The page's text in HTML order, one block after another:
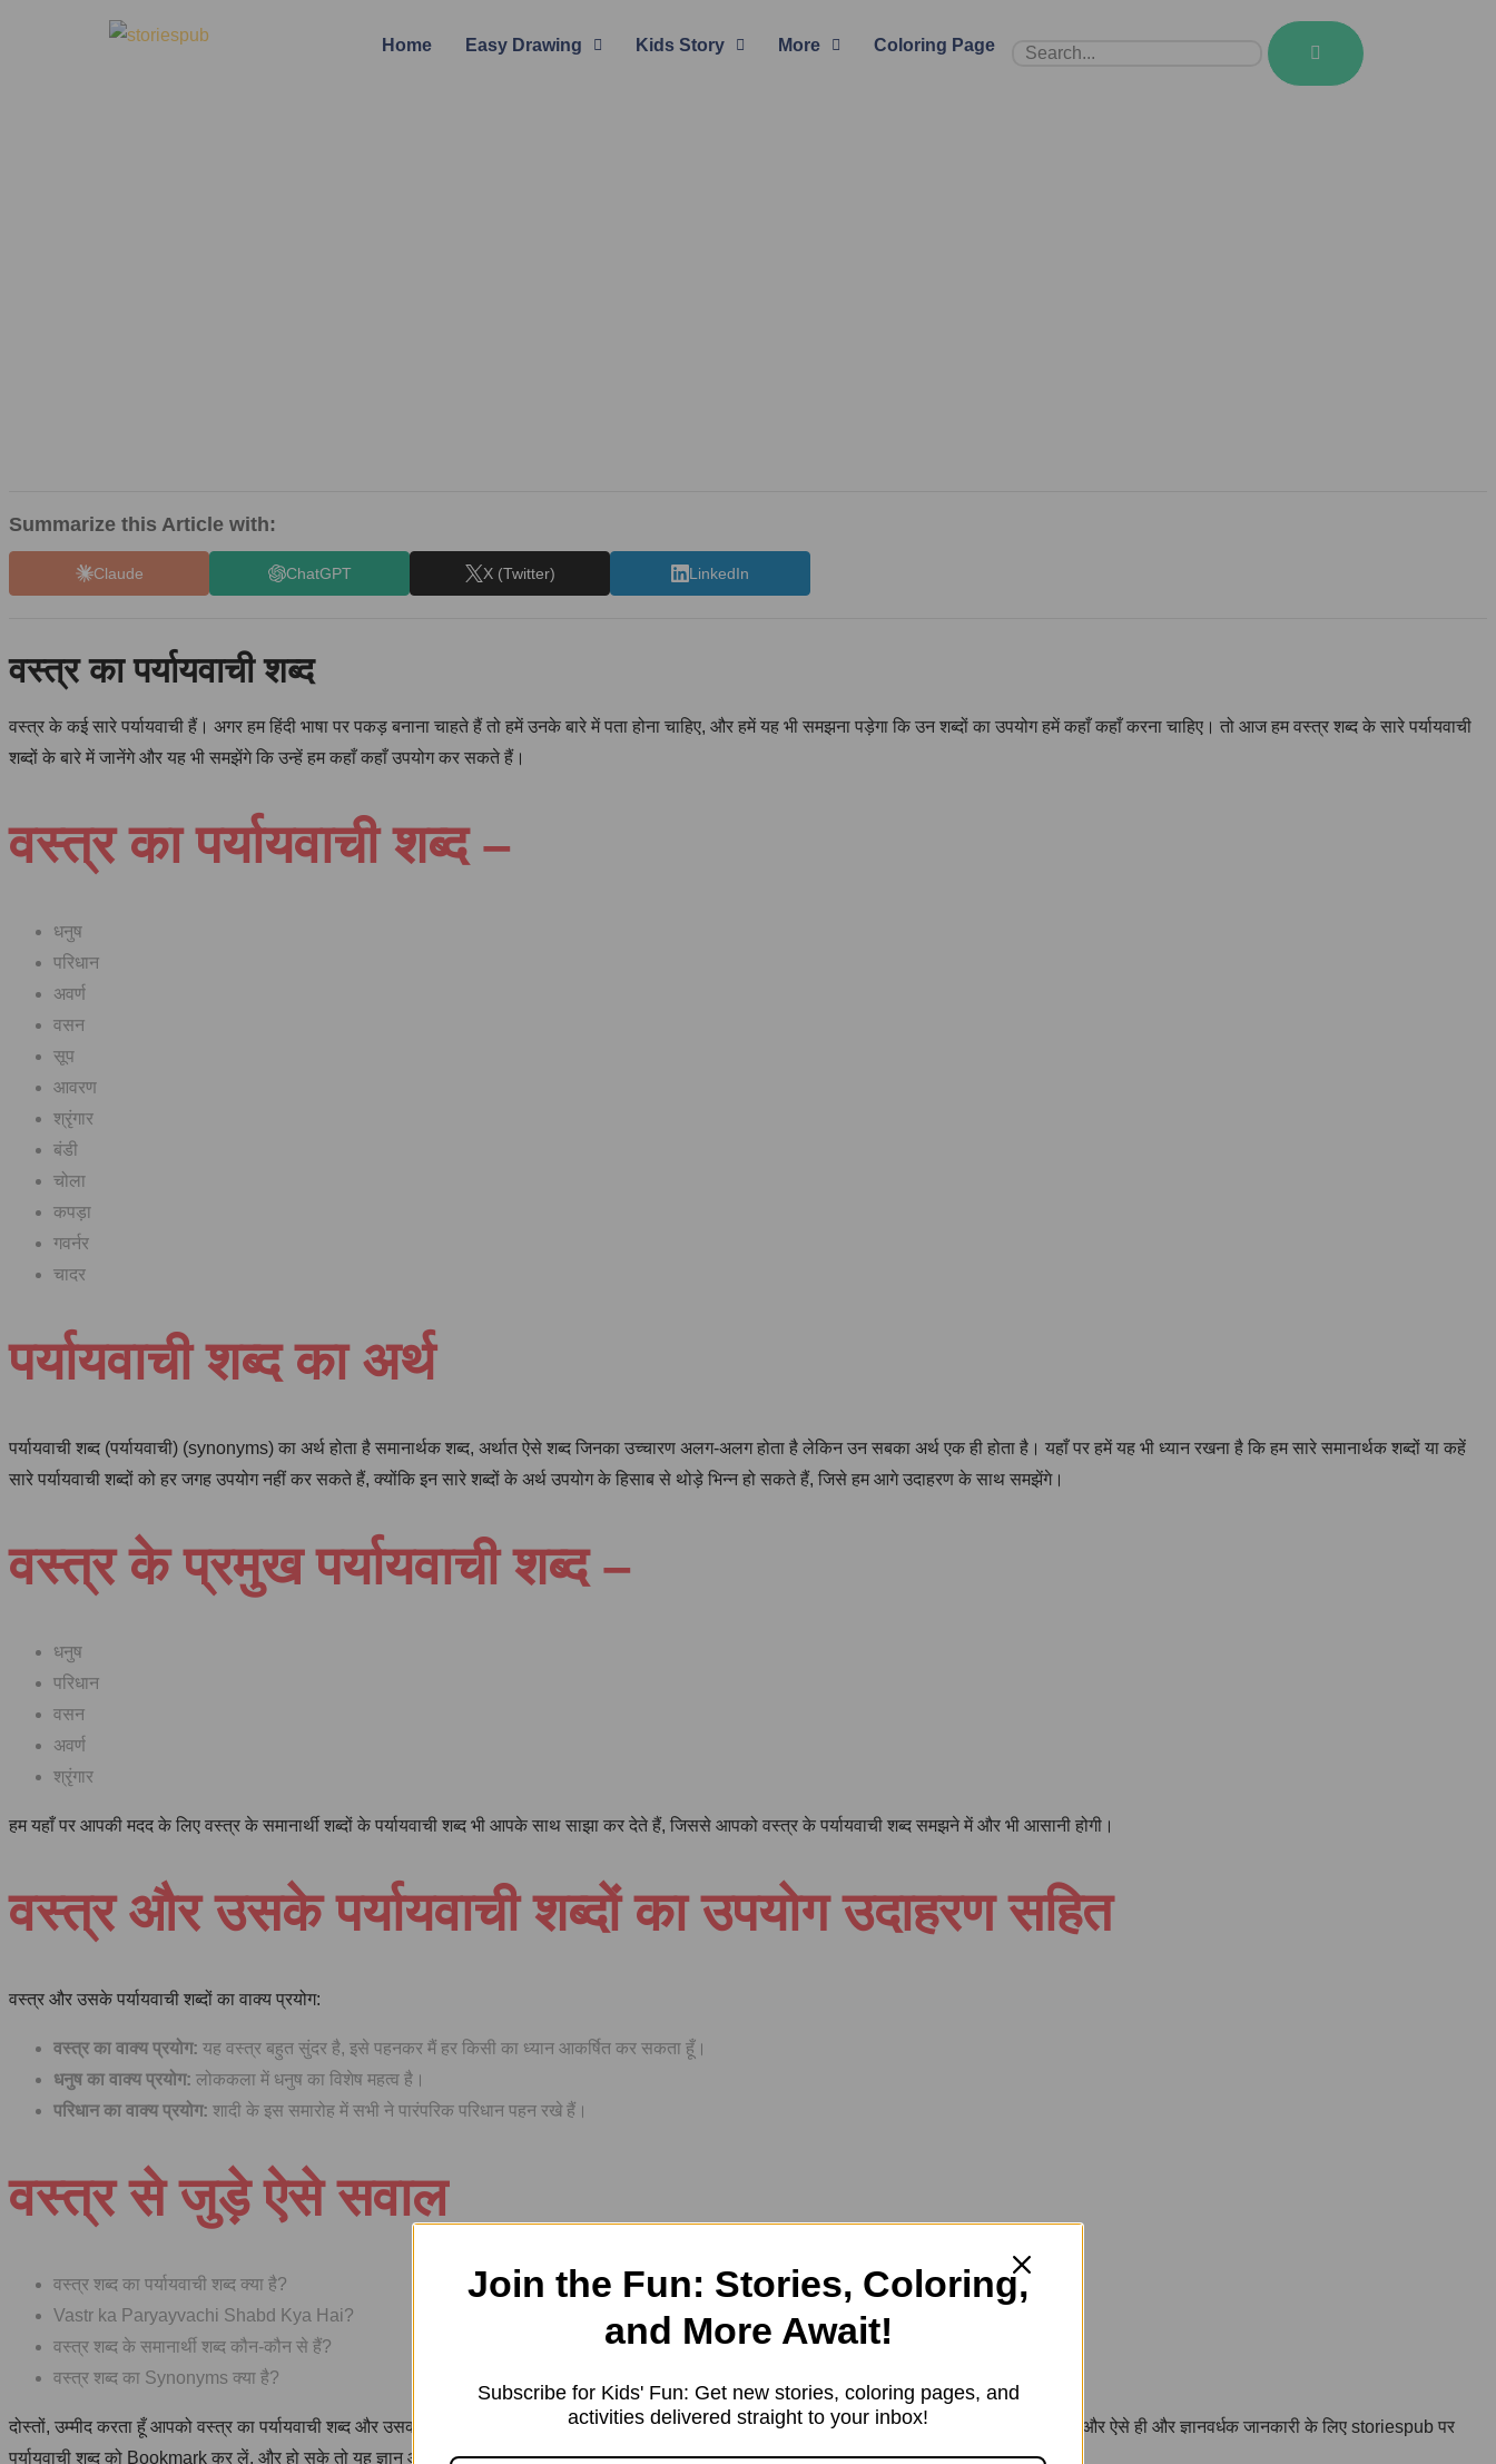
Home Easy Drawing Kids Story More Coloring Page
Summarize this Article with:
Claude ChatGPT X (Twitter) LinkedIn
वस्त्र का पर्यायवाची शब्द
वस्त्र के कई सारे पर्यायवाची हैं। अगर हम हिंदी भाषा पर पकड़ बनाना चाहते हैं तो हमें उनके बारे में पता होना चाहिए, और हमें यह भी समझना पड़ेगा कि उन शब्दों का उपयोग हमें कहाँ कहाँ करना चाहिए। तो आज हम वस्त्र शब्द के सारे पर्यायवाची
शब्दों के बारे में जानेंगे और यह भी समझेंगे कि उन्हें हम कहाँ कहाँ उपयोग कर सकते हैं।
वस्त्र का पर्यायवाची शब्द –
धनुष
परिधान
अवर्ण
वसन
सूप
आवरण
श्रृंगार
बंडी
चोला
कपड़ा
गवर्नर
चादर
पर्यायवाची शब्द का अर्थ
पर्यायवाची शब्द (पर्यायवाची) (synonyms) का अर्थ होता है समानार्थक शब्द, अर्थात ऐसे शब्द जिनका उच्चारण अलग-अलग होता है लेकिन उन सबका अर्थ एक ही होता है। यहाँ पर हमें यह भी ध्यान रखना है कि हम सारे समानार्थक शब्दों या कहें
सारे पर्यायवाची शब्दों को हर जगह उपयोग नहीं कर सकते हैं, क्योंकि इन सारे शब्दों के अर्थ उपयोग के हिसाब से थोड़े भिन्न हो सकते हैं, जिसे हम आगे उदाहरण के साथ समझेंगे।
वस्त्र के प्रमुख पर्यायवाची शब्द –
धनुष
परिधान
वसन
अवर्ण
श्रृंगार
हम यहाँ पर आपकी मदद के लिए वस्त्र के समानार्थी शब्दों के पर्यायवाची शब्द भी आपके साथ साझा कर देते हैं, जिससे आपको वस्त्र के पर्यायवाची शब्द समझने में और भी आसानी होगी।
वस्त्र और उसके पर्यायवाची शब्दों का उपयोग उदाहरण सहित
वस्त्र और उसके पर्यायवाची शब्दों का वाक्य प्रयोग:
वस्त्र का वाक्य प्रयोग: यह वस्त्र बहुत सुंदर है, इसे पहनकर मैं हर किसी का ध्यान आकर्षित कर सकता हूँ।
धनुष का वाक्य प्रयोग: लोककला में धनुष का विशेष महत्व है।
परिधान का वाक्य प्रयोग: शादी के इस समारोह में सभी ने पारंपरिक परिधान पहन रखे हैं।
वस्त्र से जुड़े ऐसे सवाल
वस्त्र शब्द का पर्यायवाची शब्द क्या है?
Vastr ka Paryayvachi Shabd Kya Hai?
वस्त्र शब्द के समानार्थी शब्द कौन-कौन से हैं?
वस्त्र शब्द का Synonyms क्या है?
दोस्तों, उम्मीद करता हूँ आपको वस्त्र का पर्यायवाची शब्द और उसका उपयोग अच्छे से समझ में आ गया होगा। अगर आपके कोई सवाल हों तो आप उन्हें कमेंट बॉक्स में पूछ सकते हैं, और ऐसे ही और ज्ञानवर्धक जानकारी के लिए storiespub पर
पर्यायवाची शब्द को Bookmark कर लें, और हो सके तो यह ज्ञान आप अपने दोस्तों और परिवार के साथ social media पर भी साझा करें।
Join the Fun: Stories, Coloring,
and More Await!
Subscribe for Kids' Fun: Get new stories, coloring pages, and
activities delivered straight to your inbox!